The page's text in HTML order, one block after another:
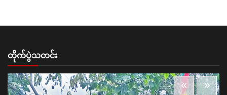
တိုက်ပွဲသတင်း